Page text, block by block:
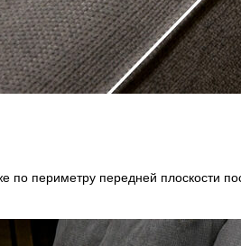
по периметру передней плоскости